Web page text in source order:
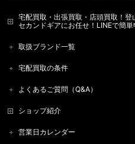
宅配買取・出張買取・店頭買取！
セカンドギアにお任せ！LINEで簡単
取扱ブランド一覧
宅配買取の条件
よくあるご質問（Q&A）
ショップ紹介
営業日カレンダー